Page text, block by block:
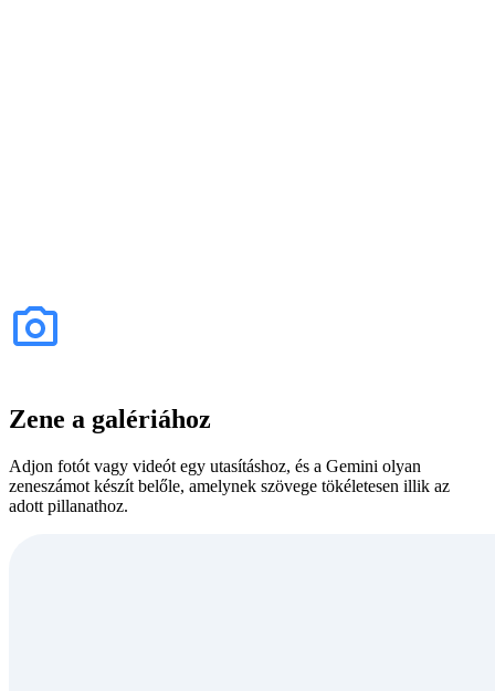
Zene a galériához
Adjon fotót vagy videót egy utasításhoz, és a Gemini olyan
zeneszámot készít belőle, amelynek szövege tökéletesen illik az
adott pillanathoz.